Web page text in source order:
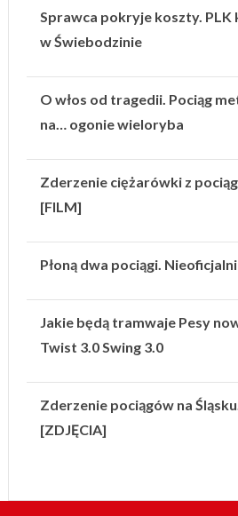
Sprawca pokryje koszty.
w Świebodzinie
O włos od tragedii. Pociąg
na… ogonie wieloryba
Zderzenie ciężarówki z
[FILM]
Płoną dwa pociągi.
Jakie będą tramwaje Pesy
Twist 3.0 Swing 3.0
Zderzenie pociągów na
[ZDJĘCIA]